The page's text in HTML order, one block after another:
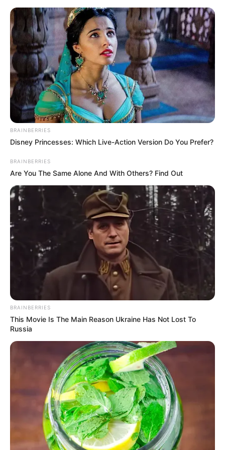
Skip
content
Menu
Linsen-Mangold-
Curry
March 31, 2024 by Anna_Muller
Title: Linsen-Mangold-Curry: Ein
Geschmackserlebnis aus der Indischen Küche
BRAINBERRIES
Disney Princesses: Which Live-Action Version Do You Prefer?
BRAINBERRIES
Are You The Same Alone And With Others? Find Out
BRAINBERRIES
This Movie Is The Main Reason Ukraine Has Not Lost To
Russia